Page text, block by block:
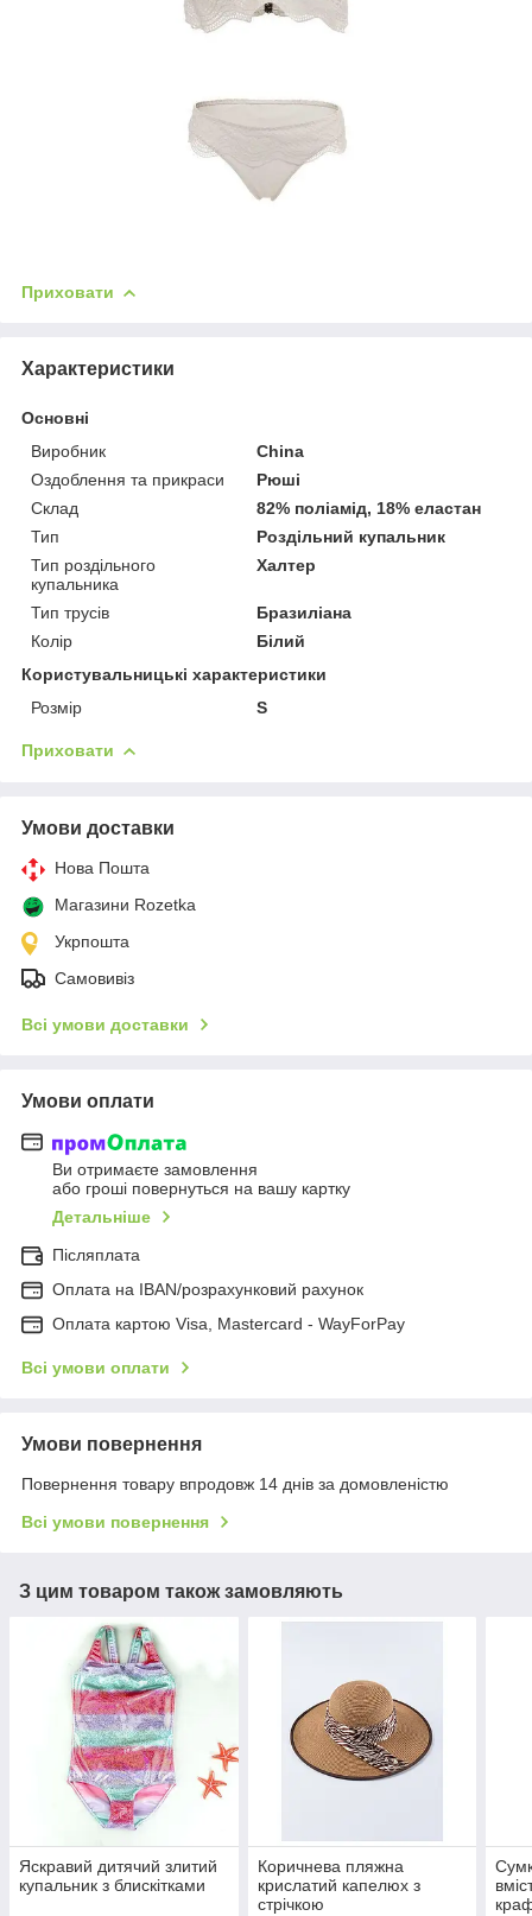
Приховати
Характеристики
Основні
Виробник
China
Оздоблення та прикраси
Рюші
Склад
82% поліамід, 18% еластан
Тип
Роздільний купальник
Тип роздільного
купальника
Халтер
Тип трусів
Бразиліана
Колір
Білий
Користувальницькі характеристики
Розмір
S
Приховати
Умови доставки
Нова Пошта
Магазини Rozetka
Укрпошта
Самовивіз
Всі умови доставки
Умови оплати
Ви отримаєте замовлення
або гроші повернуться на вашу картку
Детальніше
Післяплата
Оплата на IBAN/розрахунковий рахунок
Оплата картою Visa, Mastercard - WayForPay
Всі умови оплати
Умови повернення
Повернення товару впродовж 14 днів за домовленістю
Всі умови повернення
З цим товаром також замовляють
Яскравий дитячий злитий
купальник з блискітками
Коричнева пляжна
крислатий капелюх з
стрічкою